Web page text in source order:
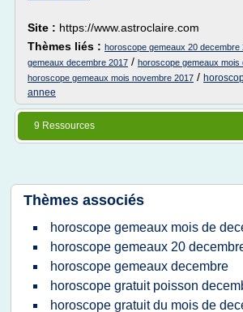
Site : https://www.astroclaire.com
Thèmes liés : horoscope gemeaux 20 decembre
gemeaux decembre 2017 / horoscope gemeaux mois
horoscope gemeaux mois novembre 2017 /
annee
9 Ressources
Thèmes associés
horoscope gemeaux mois de
horoscope gemeaux 20
horoscope gemeaux decembre
horoscope gratuit poisson
horoscope gratuit du mois de